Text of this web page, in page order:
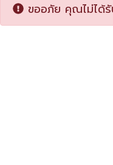
ขออภัย คุณไม่ได้รั